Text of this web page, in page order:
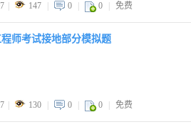
147 0 0 免费
师考试接地部分模拟题
130 0 0 免费